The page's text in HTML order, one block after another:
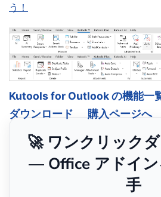
う！
Kutools for Outlook の機能一
ダウンロード
購入ページへ
🚀 ワンクリック
— Office アドイ
手